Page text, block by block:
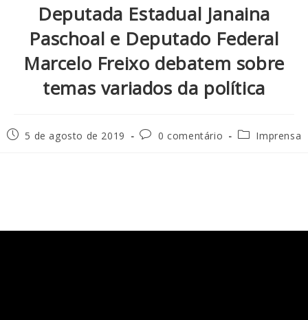
Deputada Estadual Janaina
Paschoal e Deputado Federal
Marcelo Freixo debatem sobre
temas variados da política
5 de agosto de 2019 0 comentário Imprensa